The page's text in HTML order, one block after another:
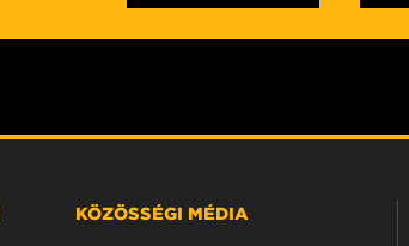
KÖZÖSSÉGI MÉDIA